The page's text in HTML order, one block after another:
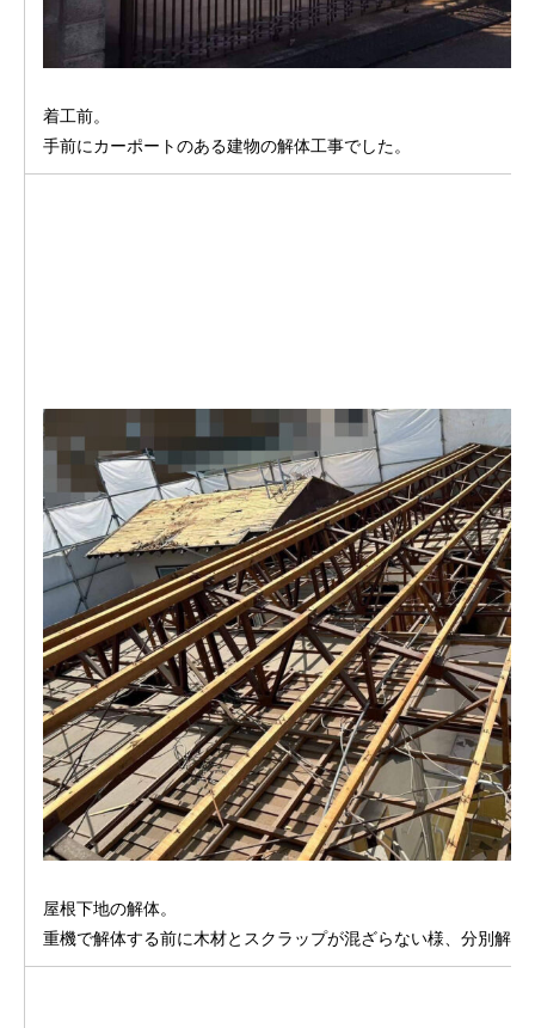
着工前。
手前にカーポートのある建物の解体工事でした。
屋根下地の解体。
重機で解体する前に木材とスクラップが混ざらない様、分別解体